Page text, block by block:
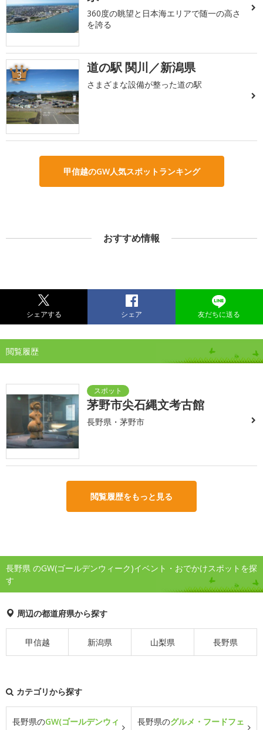
360度の眺望と日本海エリアで随一の高さ
を誇る
3 道の駅 関川／新潟県
さまざまな設備が整った道の駅
甲信越のGW人気スポットランキング
おすすめ情報
シェアする シェア 友だちに送る
閲覧履歴
茅野市尖石縄文考古館
長野県・茅野市
閲覧履歴をもっと見る
長野県 のGW(ゴールデンウィーク)イベント・おでかけスポットを探
す
周辺の都道府県から探す
甲信越 新潟県 山梨県 長野県
カテゴリから探す
長野県のGW(ゴールデンウィ
長野県のグルメ・フードフェ